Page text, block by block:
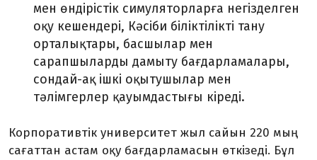
мен өндірістік симуляторларға негізделген
оқу кешендері, Кәсіби біліктілікті тану
орталықтары, басшылар мен
сарапшыларды дамыту бағдарламалары,
сондай-ақ ішкі оқытушылар мен
тәлімгерлер қауымдастығы кіреді.
Корпоративтік университет жыл сайын 220 мың
сағаттан астам оқу бағдарламасын өткізеді. Бұл